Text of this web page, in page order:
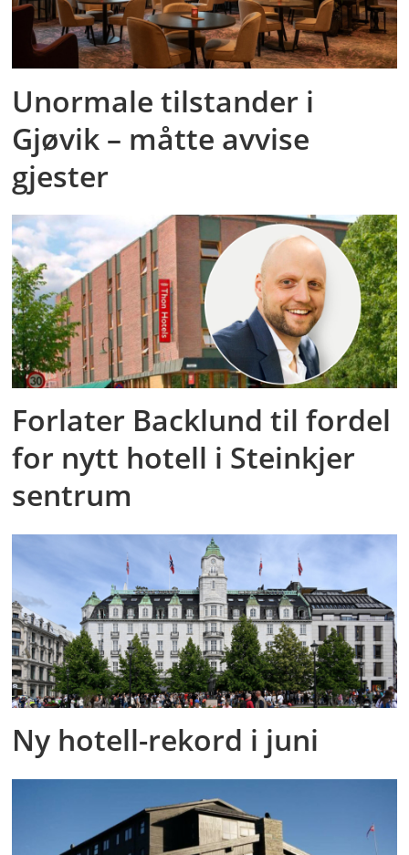
Unormale tilstander i
Gjøvik – måtte avvise
gjester
Forlater Backlund til fordel
for nytt hotell i Steinkjer
sentrum
Ny hotell-rekord i juni